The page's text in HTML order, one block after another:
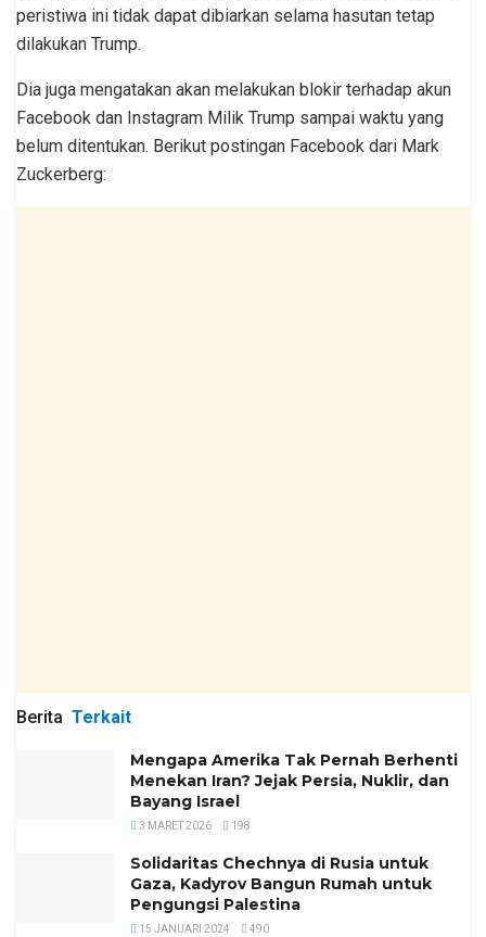
peristiwa ini tidak dapat dibiarkan selama hasutan tetap
dilakukan Trump.
Dia juga mengatakan akan melakukan blokir terhadap akun
Facebook dan Instagram Milik Trump sampai waktu yang
belum ditentukan. Berikut postingan Facebook dari Mark
Zuckerberg:
Berita Terkait
Mengapa Amerika Tak Pernah Berhenti
Menekan Iran? Jejak Persia, Nuklir, dan
Bayang Israel
3 MARET 2026 198
Solidaritas Chechnya di Rusia untuk
Gaza, Kadyrov Bangun Rumah untuk
Pengungsi Palestina
15 JANUARI 2024 490